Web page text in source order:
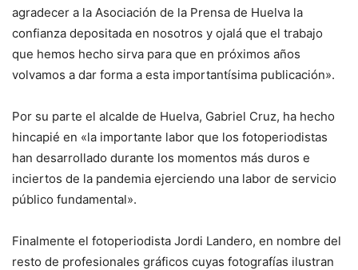
agradecer a la Asociación de la Prensa de Huelva la
confianza depositada en nosotros y ojalá que el trabajo
que hemos hecho sirva para que en próximos años
volvamos a dar forma a esta importantísima publicación».
Por su parte el alcalde de Huelva, Gabriel Cruz, ha hecho
hincapié en «la importante labor que los fotoperiodistas
han desarrollado durante los momentos más duros e
inciertos de la pandemia ejerciendo una labor de servicio
público fundamental».
Finalmente el fotoperiodista Jordi Landero, en nombre del
resto de profesionales gráficos cuyas fotografías ilustran